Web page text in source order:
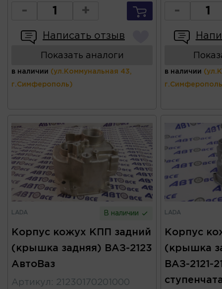
- +
Написать отзыв
Показать аналоги
в наличии (ул.Коммунальная 43,
г.Симферополь)
-
в наличии
LADA В наличии
Корпус кожух КПП задний
(крышка задняя) ВАЗ-2123
АвтоВаз
Артикул : 21230170201000
LADA
Корпус
(крышка
ВАЗ-2121-